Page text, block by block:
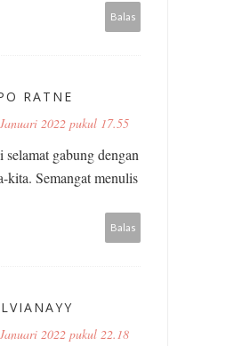
Balas
RATNE
2022 pukul 17.55
selamat gabung dengan
kita. Semangat menulis
Balas
2022 pukul 22.18